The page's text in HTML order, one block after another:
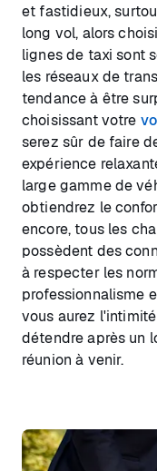
et fastidieux,
long vol, alors
lignes de taxi sont
les réseaux de
tendance à être
choisissant votre
serez sûr de faire
expérience
large gamme de
obtiendrez le
encore, tous les
possèdent des
à respecter les
professionnalisme
vous aurez
détendre après un
réunion à venir.